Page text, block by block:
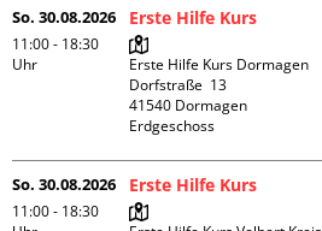
So. 30.08.2026
11:00 - 18:30
Uhr
Erste Hilfe Kurs
Erste Hilfe Kurs Dormagen
Dorfstraße  13
41540 Dormagen
Erdgeschoss
So. 30.08.2026
11:00 - 18:30
Erste Hilfe Kurs